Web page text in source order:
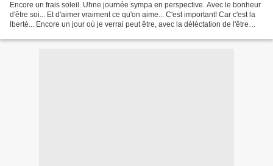
Encore un frais soleil. Uhne journée sympa en perspective. Avec le bonheur
d'être soi... Et d'aimer vraiment ce qu'on aime... C'est important! Car c'est la
lberté... Encore un jour où je verrai peut être, avec la déléctation de l'être